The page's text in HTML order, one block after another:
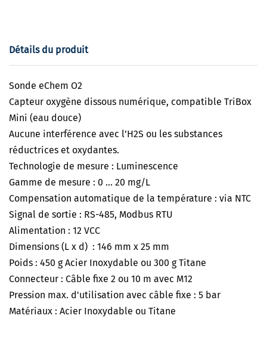
Détails du produit
Sonde eChem O2
Capteur oxygène dissous numérique, compatible TriBox
Mini (eau douce)
Aucune interférence avec l’H2S ou les substances
réductrices et oxydantes.
Technologie de mesure : Luminescence
Gamme de mesure : 0 ... 20 mg/L
Compensation automatique de la température : via NTC
Signal de sortie : RS-485, Modbus RTU
Alimentation : 12 VCC
Dimensions (L x d) : 146 mm x 25 mm
Poids : 450 g Acier Inoxydable ou 300 g Titane
Connecteur : Câble fixe 2 ou 10 m avec M12
Pression max. d'utilisation avec câble fixe : 5 bar
Matériaux : Acier Inoxydable ou Titane